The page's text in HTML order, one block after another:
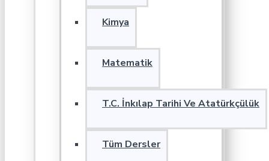
Kimya
Matematik
T.C. İnkılap Tarihi Ve Atatürkçülük
Tüm Dersler